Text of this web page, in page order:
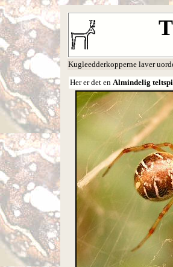
Kugleedderkopperne laver
Her er det en Almindelig